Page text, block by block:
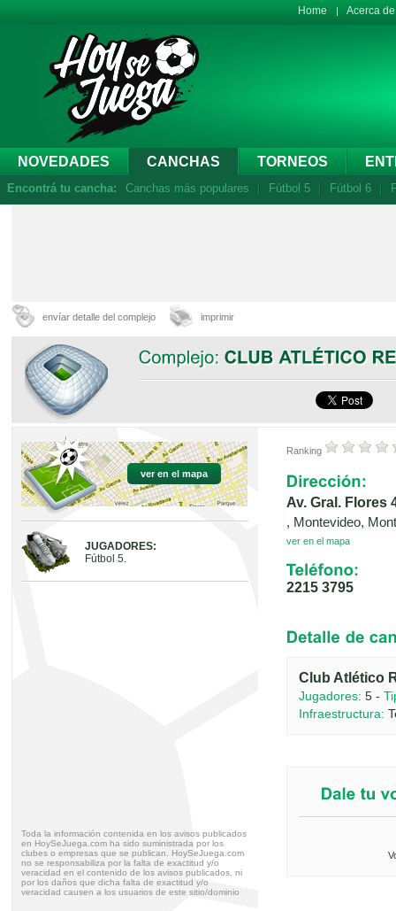
Home Acerca
NOVEDADES CANCHAS TORNEOS
Encontrá tu cancha: Canchas más populares Fútbol 5 Fútbol 6
envíar detalle del complejo imprimir
ver en el mapa
JUGADORES:
Fútbol 5.
Toda la información contenida en los avisos publicados
en HoySeJuega.com ha sido suministrada por los
clubes o empresas que se publican. HoySeJuega.com
no se responsabiliza por la falta de exactitud y/o
veracidad en el contenido de los avisos publicados, ni
por los daños que dicha falta de exactitud y/o
veracidad causen a los usuarios de este sitio/dominio
Ranking
Av. Gral. Flores
, Montevideo,
ver en el mapa
2215 3795
Club Atlético
Jugadores: 5 -
Infraestructura: